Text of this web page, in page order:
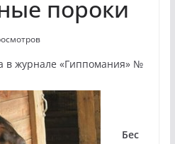
пороки
в журнале «Гиппомания» №
Бес